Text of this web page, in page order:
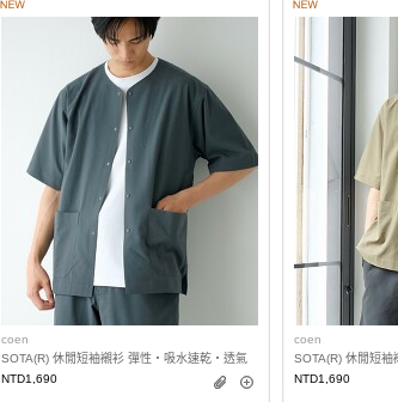
coen
SOTA(R) 休閒短袖襯衫 彈性・吸水速乾・透氣
NTD1,690
coen
SOTA(R) 休閒短袖
NTD1,690